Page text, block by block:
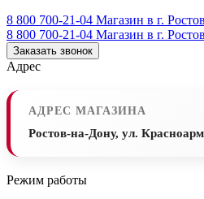
8 800 700-21-04 Магазин в г.
8 800 700-21-04 Магазин в г.
Заказать звонок
Адрес
АДРЕС МАГАЗИНА
Ростов-на-Дону, ул.
Режим работы